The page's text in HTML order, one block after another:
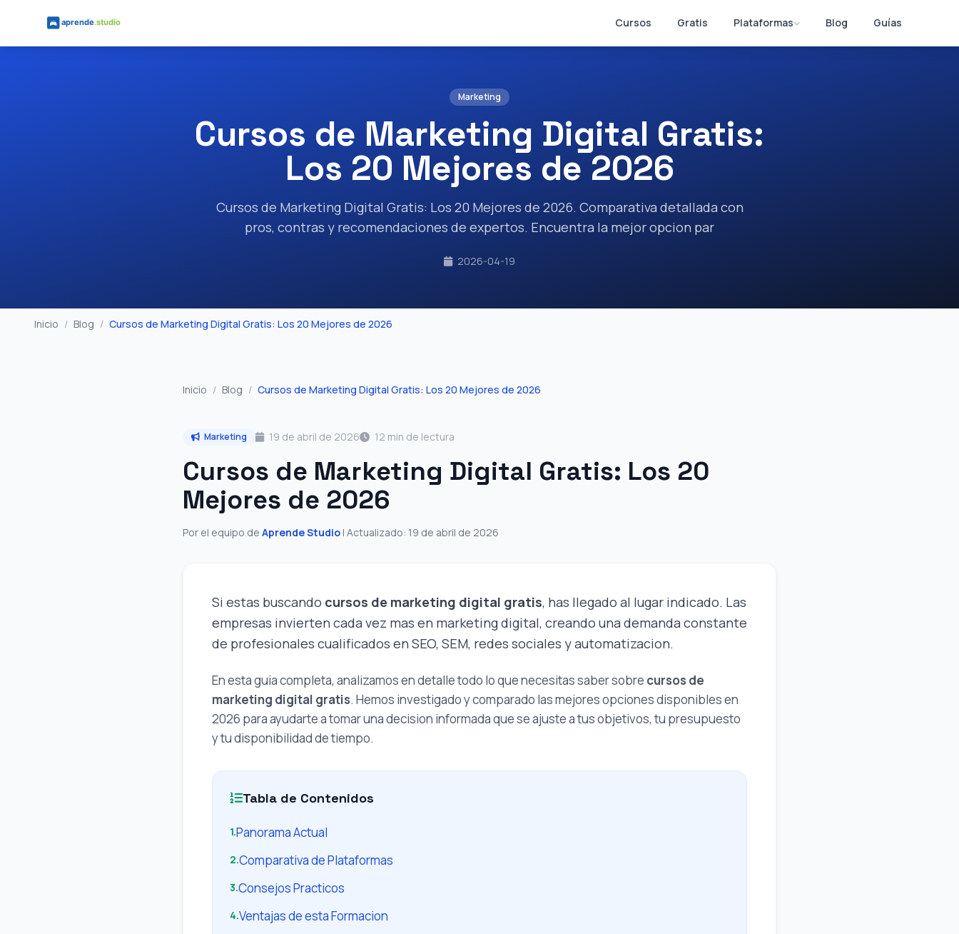
Cursos Gratis Plataformas Blog Guías
Marketing
Cursos de Marketing Digital Gratis:
Los 20 Mejores de 2026
Cursos de Marketing Digital Gratis: Los 20 Mejores de 2026. Comparativa detallada con
pros, contras y recomendaciones de expertos. Encuentra la mejor opcion par
2026-04-19
Inicio / Blog / Cursos de Marketing Digital Gratis: Los 20 Mejores de 2026
Inicio / Blog / Cursos de Marketing Digital Gratis: Los 20 Mejores de 2026
Marketing 19 de abril de 2026 12 min de lectura
Cursos de Marketing Digital Gratis: Los 20
Mejores de 2026
Por el equipo de Aprende Studio | Actualizado: 19 de abril de 2026
Si estas buscando cursos de marketing digital gratis, has llegado al lugar indicado. Las
empresas invierten cada vez mas en marketing digital, creando una demanda constante
de profesionales cualificados en SEO, SEM, redes sociales y automatizacion.
En esta guia completa, analizamos en detalle todo lo que necesitas saber sobre cursos de
marketing digital gratis. Hemos investigado y comparado las mejores opciones disponibles en
2026 para ayudarte a tomar una decision informada que se ajuste a tus objetivos, tu presupuesto
y tu disponibilidad de tiempo.
Tabla de Contenidos
1.Panorama Actual
2.Comparativa de Plataformas
3.Consejos Practicos
4.Ventajas de esta Formacion